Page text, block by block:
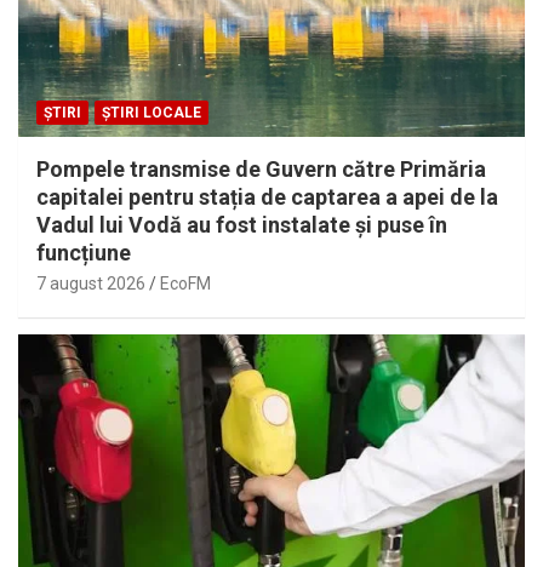
ȘTIRI ȘTIRI LOCALE
Pompele transmise de Guvern către Primăria
capitalei pentru stația de captarea a apei de la
Vadul lui Vodă au fost instalate și puse în
funcțiune
7 august 2026 EcoFM